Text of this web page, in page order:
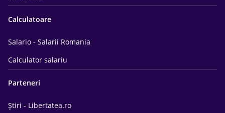
Calculatoare
Salario - Salarii Romania
Calculator salariu
Parteneri
Știri - Libertatea.ro